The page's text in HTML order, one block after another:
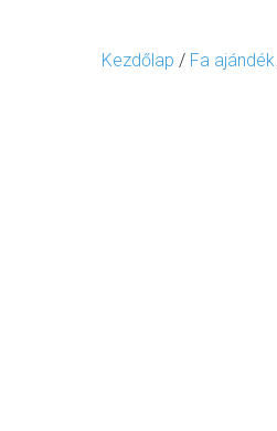
Kezdőlap / Fa ajándék